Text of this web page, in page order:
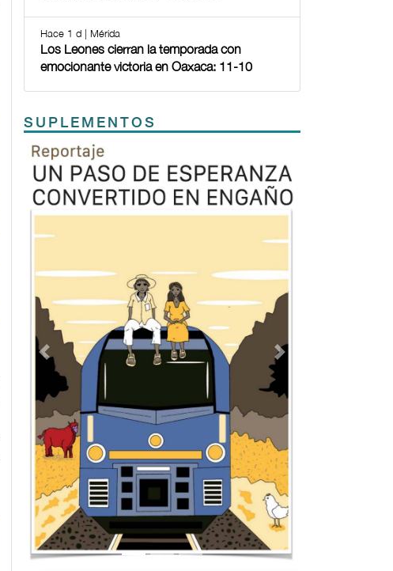
Hace 1 d | Mérida
Los Leones cierran la temporada con
emocionante victoria en Oaxaca: 11-10
SUPLEMENTOS
Previous
TODOS LOS SUPLEMENTOS